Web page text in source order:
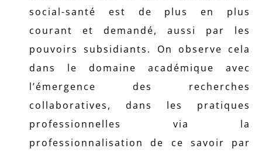
social-santé est de plus en plus
courant et demandé, aussi par les
pouvoirs subsidiants. On observe cela
dans le domaine académique avec
l’émergence des recherches
collaboratives, dans les pratiques
professionnelles via la
professionnalisation de ce savoir par